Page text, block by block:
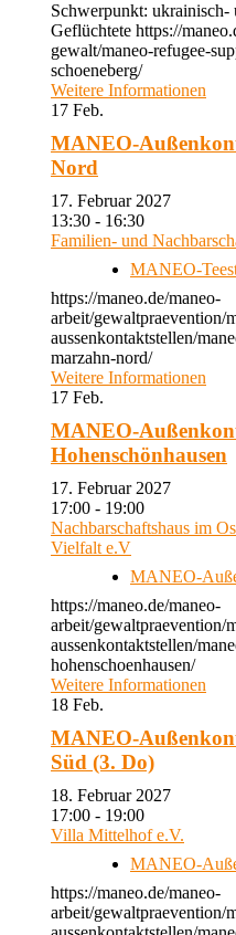
Schwerpunkt: ukrainisch-
Geflüchtete https://
gewalt/maneo-refugee-
schoeneberg/
Weitere Informationen
17 Feb.
MANEO-
Nord
17. Februar 2027
13:30 - 16:30
Familien- und
MANEO-
https://maneo.de/maneo-
arbeit/gewaltpraevention/
aussenkontaktstellen/
marzahn-nord/
Weitere Informationen
17 Feb.
MANEO-
Hohenschönhausen
17. Februar 2027
17:00 - 19:00
Nachbarschaftshaus im
Vielfalt e.V
MANEO-
https://maneo.de/maneo-
arbeit/gewaltpraevention/
aussenkontaktstellen/
hohenschoenhausen/
Weitere Informationen
18 Feb.
MANEO-
Süd (3. Do)
18. Februar 2027
17:00 - 19:00
Villa Mittelhof e.V.
MANEO-
https://maneo.de/maneo-
arbeit/gewaltpraevention/